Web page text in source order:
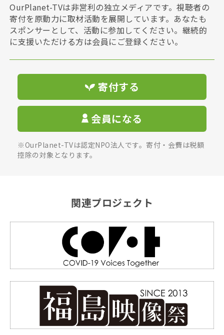
OurPlanet-TVは非営利の独立メディアです。視聴者の
寄付を原動力に取材活動を展開しています。あなたも
スポンサーとして、活動に参加してください。継続的
に支援いただける方は会員にご登録ください。
寄付する
会員になる
※OurPlanet-TVは認定NPO法人です。寄付・会費は税額
控除の対象となります。
関連プロジェクト